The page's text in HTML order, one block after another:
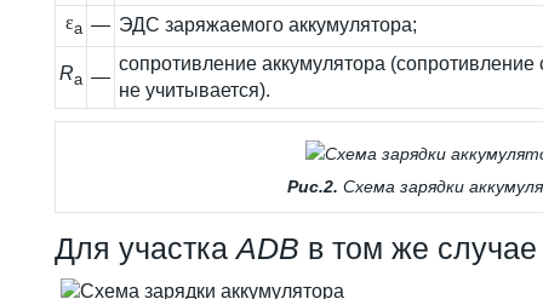
εа — ЭДС заряжаемого аккумулятора;
Rа —
сопротивление аккумулятора
не учитывается).
Рис.2. Схема зарядки
Для участкаADB в том же случае